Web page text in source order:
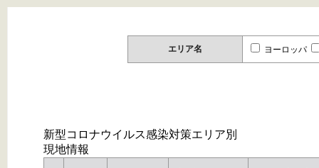
エリア名 ヨーロッパ
新型コロナウイルス感染対策エリア別
現地情報